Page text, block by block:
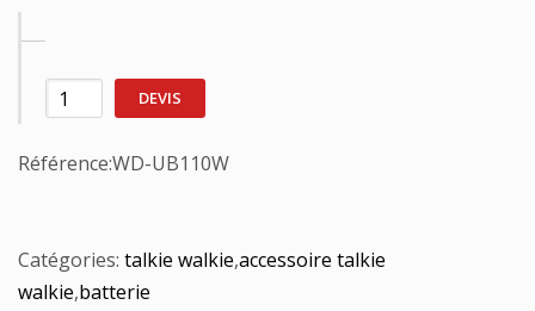
DEVIS
Référence:WD-UB110W
Catégories: talkie walkie,accessoire talkie
walkie,batterie